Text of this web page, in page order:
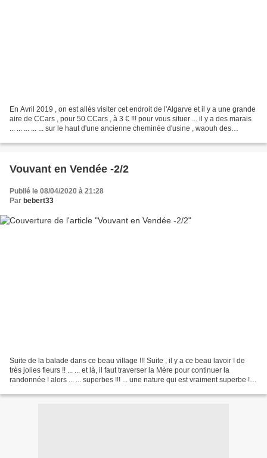
En Avril 2019 , on est allés visiter cet endroit de l'Algarve et il y a une grande
aire de CCars , pour 50 CCars , à 3 € !!! pour vous situer ... il y a des marais
... ... ... ... ... sur le haut d'une ancienne cheminée d'usine , waouh des
Vouvant en Vendée -2/2
Publié le 08/04/2020 à 21:28
Par bebert33
Suite de la balade dans ce beau village !!! Suite , il y a ce beau lavoir ! de
très jolies fleurs !! ... ... et là, il faut traverser la Mère pour continuer la
randonnée ! alors ... ... superbes !!! ... une nature qui est vraiment superbe ! ...